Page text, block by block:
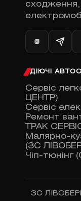
сходження,
ДІЮЧІ
Сервіс
ЦЕНТР)
Сервіс
Ремонт
ТРАК
Малярно-
(ЗС
Чіп-тюнінг
ЗС